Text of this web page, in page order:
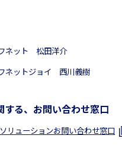
ネット 松田洋介
ネットジョイ 西川義樹
る、お問い合わせ窓口
リューションお問い合わせ窓口